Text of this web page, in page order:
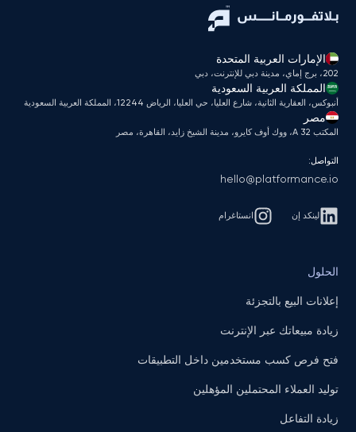
الإمارات العربية المتحدة
202، برج إماي، مدينة دبي للإنترنت، دبي
المملكة العربية السعودية
أنبوكس، العقارية الثانية، شارع العليا، حي العليا، الرياض 12244، المملكة العربية السعودية
مصر
المكتب A 32، ووك أوف كايرو، مدينة الشيخ زايد، القاهرة، مصر
التواصل:
hello@platformance.io
لينكد إن انستاغرام
الحلول
إعلانات البيع بالتجزئة
زيادة مبيعاتك عبر الإنترنت
فتح فرص كسب مستخدمين داخل التطبيقات
توليد العملاء المحتملين المؤهلين
زيادة التفاعل